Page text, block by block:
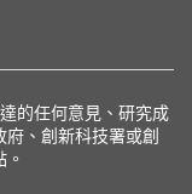
的任何意見、研究成
、創新科技署或創